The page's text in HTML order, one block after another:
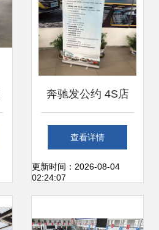
奔驰发公约 4S店
明码标价，汽车金
融服务规范化迈
查看详情
更新时间：2026-08-04
02:24:07